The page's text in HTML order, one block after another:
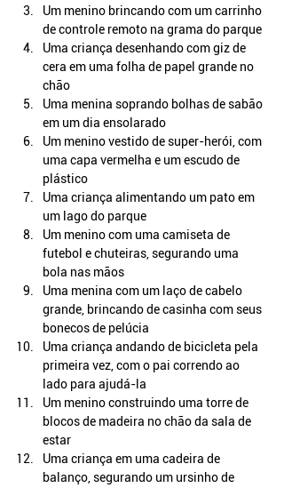
Um menino brincando com um carrinho
de controle remoto na grama do parque
Uma criança desenhando com giz de
cera em uma folha de papel grande no
chão
Uma menina soprando bolhas de sabão
em um dia ensolarado
Um menino vestido de super-herói, com
uma capa vermelha e um escudo de
plástico
Uma criança alimentando um pato em
um lago do parque
Um menino com uma camiseta de
futebol e chuteiras, segurando uma
bola nas mãos
Uma menina com um laço de cabelo
grande, brincando de casinha com seus
bonecos de pelúcia
Uma criança andando de bicicleta pela
primeira vez, com o pai correndo ao
lado para ajudá-la
Um menino construindo uma torre de
blocos de madeira no chão da sala de
estar
Uma criança em uma cadeira de
balanço, segurando um ursinho de